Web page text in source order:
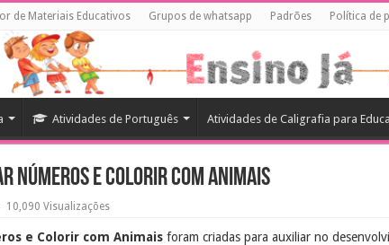
de Materiais Educativos Grupos de whatsapp Padrões Política de
Atividades de Português Atividades de Caligrafia para
Números e Colorir com Animais
10,090 Visualizações
e Colorir com Animais foram criadas para auxiliar no